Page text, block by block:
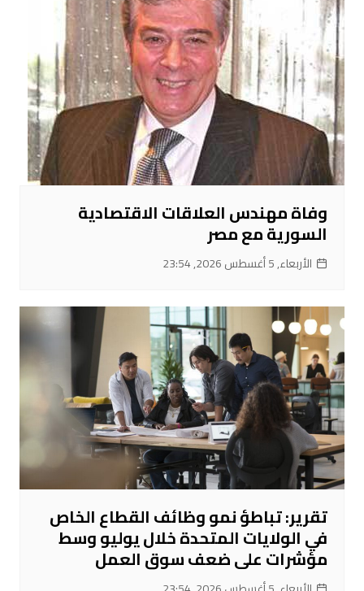
وفاة مهندس العلاقات الاقتصادية
السورية مع مصر
الأربعاء, 5 أغسطس 2026, 23:54
تقرير: تباطؤ نمو وظائف القطاع الخاص
في الولايات المتحدة خلال يوليو وسط
مؤشرات على ضعف سوق العمل